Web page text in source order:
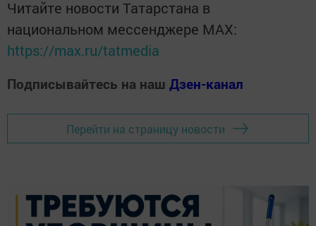
Читайте новости Татарстана в
национальном мессенджере MАХ:
https://max.ru/tatmedia
Подписывайтесь на наш Дзен-канал
Перейти на страницу новости